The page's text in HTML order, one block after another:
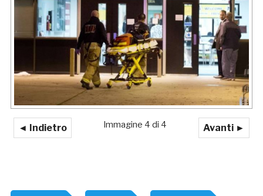
◄ Indietro Avanti ►
Immagine 4 di 4